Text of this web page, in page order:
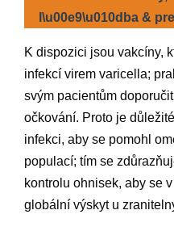
l\u00e9\u010dba &
K dispozici jsou vakcíny,
infekcí virem varicella;
svým pacientům
očkování. Proto je
infekci, aby se pomohl
populací; tím se
kontrolu ohnisek, aby se
globální výskyt u